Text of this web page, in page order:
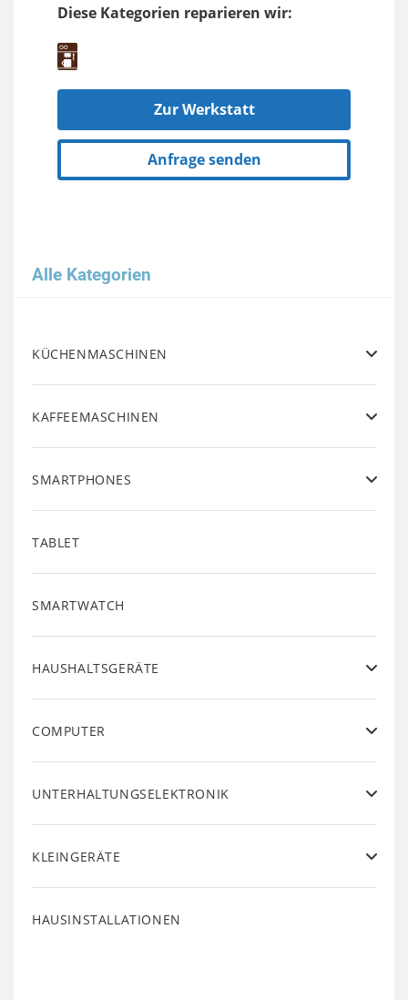
Diese Kategorien reparieren wir:
Zur Werkstatt
Anfrage senden
Alle Kategorien
KÜCHENMASCHINEN
KAFFEEMASCHINEN
SMARTPHONES
TABLET
SMARTWATCH
HAUSHALTSGERÄTE
COMPUTER
UNTERHALTUNGSELEKTRONIK
KLEINGERÄTE
HAUSINSTALLATIONEN